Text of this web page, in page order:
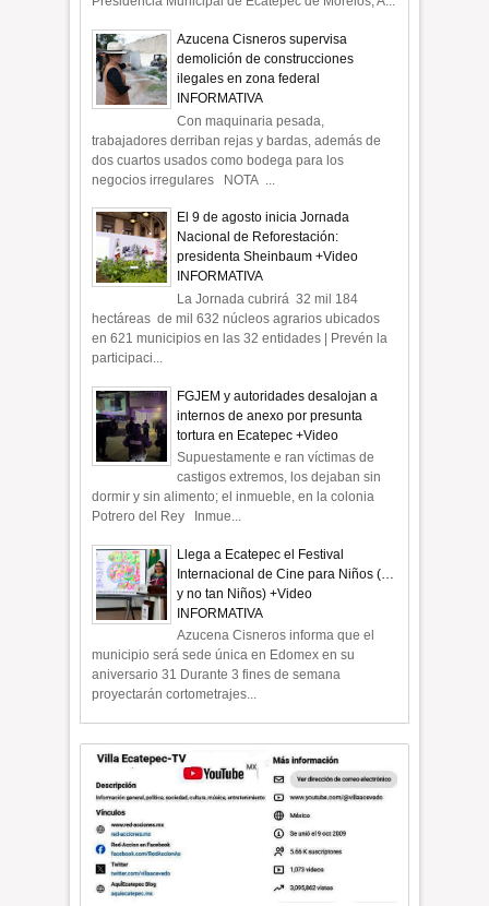
Azucena Cisneros supervisa
demolición de construcciones
ilegales en zona federal
INFORMATIVA
Con maquinaria pesada,
trabajadores derriban rejas y bardas, además de
dos cuartos usados como bodega para los
negocios irregulares NOTA ...
El 9 de agosto inicia Jornada
Nacional de Reforestación:
presidenta Sheinbaum +Video
INFORMATIVA
La Jornada cubrirá 32 mil 184
hectáreas de mil 632 núcleos agrarios ubicados
en 621 municipios en las 32 entidades | Prevén la
participaci...
FGJEM y autoridades desalojan a
internos de anexo por presunta
tortura en Ecatepec +Video
Supuestamente e ran víctimas de
castigos extremos, los dejaban sin
dormir y sin alimento; el inmueble, en la colonia
Potrero del Rey Inmue...
Llega a Ecatepec el Festival
Internacional de Cine para Niños (…
y no tan Niños) +Video
INFORMATIVA
Azucena Cisneros informa que el
municipio será sede única en Edomex en su
aniversario 31 Durante 3 fines de semana
proyectarán cortometrajes...